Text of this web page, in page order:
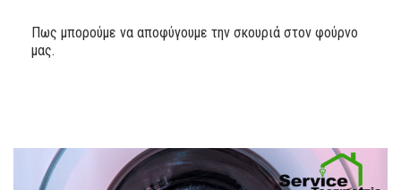
Πως μπορούμε να αποφύγουμε την σκουριά στον φούρνο
μας.